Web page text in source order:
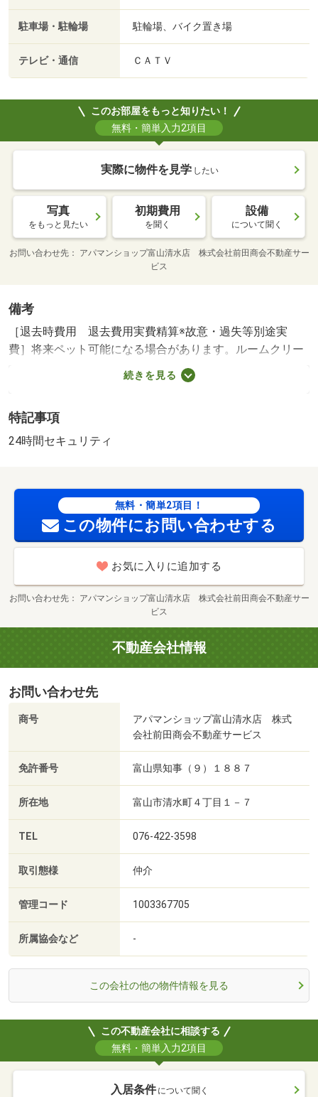
駐車場・駐輪場 駐輪場、バイク置き場
テレビ・通信 ＣＡＴＶ
このお部屋をもっと知りたい！
無料・簡単入力2項目
実際に物件を見学 したい
写真
をもっと見たい
初期費用
を聞く
設備
について聞く
お問い合わせ先
アパマンショップ富山清水店 株式会社前田商会不動産サー
ビス
備考
［退去時費用 退去費用実費精算※故意・過失等別途実
費］将来ペット可能になる場合があります。ルームクリー
ニング料金にエアコンクリーニング費用を含みます。町会
費５００円／月額。 保証会社利用必須 株式会社イント
額保証料賃料等総額の１％＋８００円／月（その他商品あ
り） 東部小学校・１１５５ｍ 奥田中学校・９４０ｍ
取協名：北陸不動産公正取引協議会加盟/室内清掃費
用 77000円
続きを見る
特記事項
24時間セキュリティ
無料・簡単2項目！
この物件にお問い合わせする
お気に入りに追加する
お問い合わせ先
アパマンショップ富山清水店 株式会社前田商会不動産サー
ビス
不動産会社情報
お問い合わせ先
商号
アパマンショップ富山清水店 株式
会社前田商会不動産サービス
免許番号 富山県知事（９）１８８７
所在地 富山市清水町４丁目１－７
TEL 076-422-3598
取引態様 仲介
管理コード 1003367705
所属協会など -
この会社の他の物件情報を見る
この不動産会社に相談する
無料・簡単入力2項目
入居条件 について聞く